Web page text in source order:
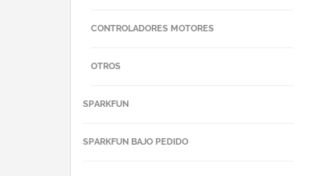
CONTROLADORES MOTORES
OTROS
SPARKFUN
SPARKFUN BAJO PEDIDO